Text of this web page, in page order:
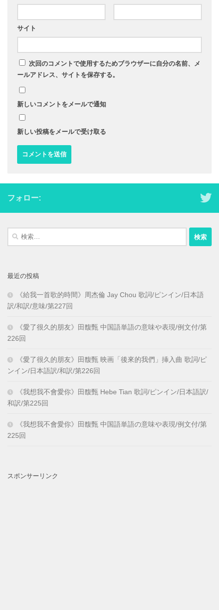
サイト
次回のコメントで使用するためブラウザーに自分の名前、メ
ールアドレス、サイトを保存する。
新しいコメントをメールで通知
新しい投稿をメールで受け取る
フォロー:
検
索:
最近の投稿
《給我一首歌的時間》周杰倫 Jay Chou 歌詞/ピンイン/日本語
訳/和訳/意味/第227回
《愛了很久的朋友》田馥甄 中国語単語の意味や表現/例文付/第
226回
《愛了很久的朋友》田馥甄 映画「後來的我們」挿入曲 歌詞/ピ
ンイン/日本語訳/和訳/第226回
《我想我不會愛你》田馥甄 Hebe Tian 歌詞/ピンイン/日本語訳/
和訳/第225回
《我想我不會愛你》田馥甄 中国語単語の意味や表現/例文付/第
225回
スポンサーリンク